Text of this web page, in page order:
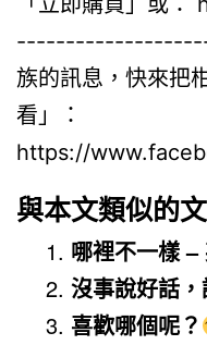
與本文類似的文
哪裡不一樣
沒事說好話
喜歡哪個呢？